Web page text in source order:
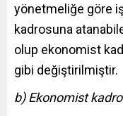
yönetmeliğe göre
kadrosuna
olup ekonomist
gibi değiştirilmiştir.
b) Ekonomist